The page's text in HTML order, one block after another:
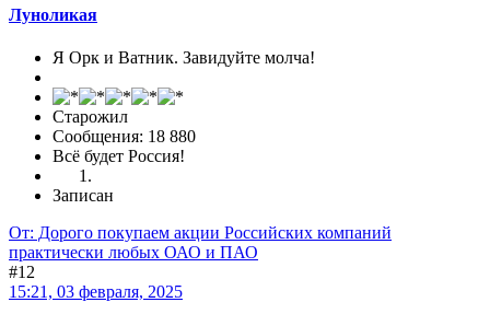
Луноликая
Я Орк и Ватник. Завидуйте молча!
Старожил
Сообщения: 18 880
Всё будет Россия!
Записан
От: Дорого покупаем акции Российских компаний
практически любых ОАО и ПАО
#12
15:21, 03 февраля, 2025